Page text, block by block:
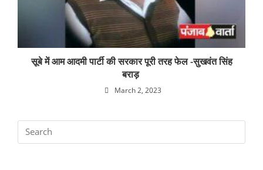
सूबे में आम आदमी पार्टी की सरकार पूरी तरह फेल -सुखवंत सिंह
बराड़
March 2, 2023